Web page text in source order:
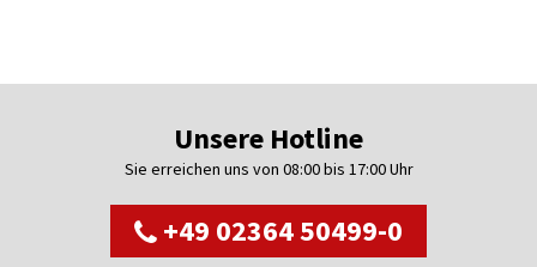
Unsere Hotline
Sie erreichen uns von 08:00 bis 17:00 Uhr
+49 02364 50499-0